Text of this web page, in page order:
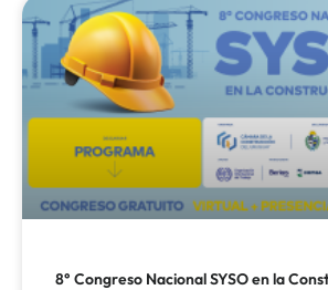
8° Congreso Nacional SYSO en la